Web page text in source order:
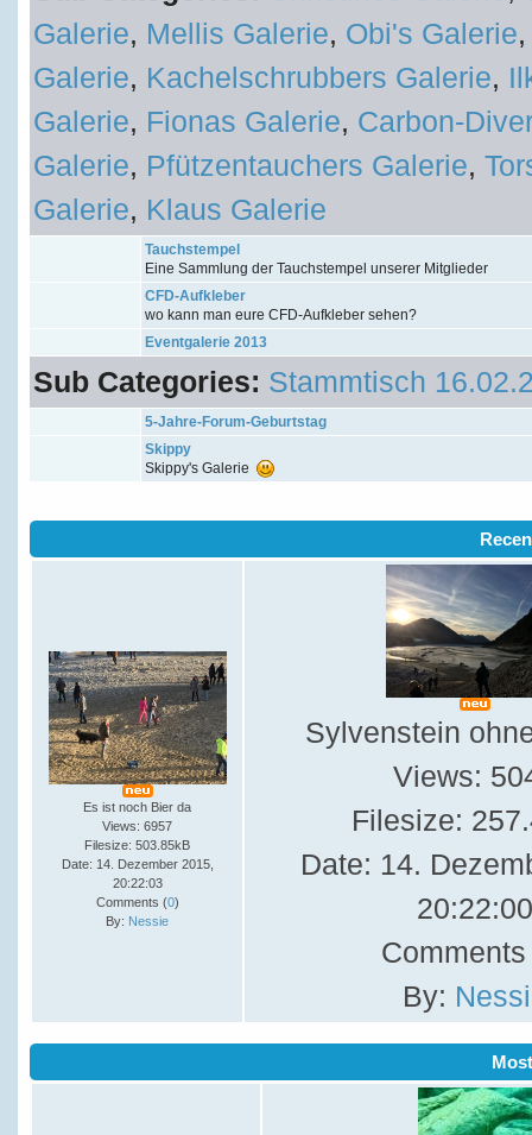
Galerie, Mellis Galerie, Obi's Galerie
Galerie, Kachelschrubbers Galerie,
Galerie, Fionas Galerie, Carbon-
Galerie, Pfützentauchers Galerie,
Galerie, Klaus Galerie
Tauchstempel
Eine Sammlung der Tauchstempel unserer Mitglieder
CFD-Aufkleber
wo kann man eure CFD-Aufkleber sehen?
Eventgalerie 2013
Sub Categories: Stammtisch
5-Jahre-Forum-Geburtstag
Skippy
Skippy's Galerie
Es ist noch Bier da
Views: 6957
Filesize: 503.85kB
Date: 14. Dezember 2015,
20:22:03
Comments (0)
By: Nessie
Sylvenstein
Views:
Filesize:
Date: 14.
20:22:00
Comments
By: